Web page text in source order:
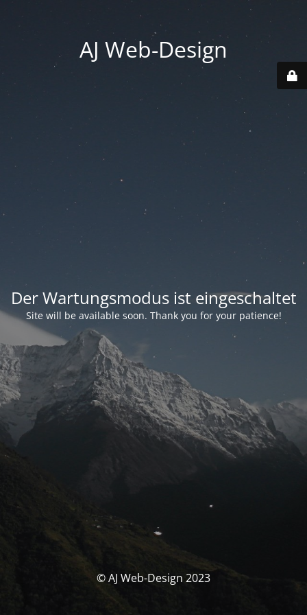
AJ Web-Design
Der Wartungsmodus ist eingeschaltet
Site will be available soon. Thank you for your patience!
© AJ Web-Design 2023